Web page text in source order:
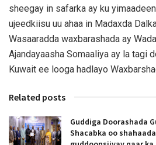
sheegay in safarka ay ku
ujeedkiisu uu ahaa in Madaxda
Wasaaradda waxbarashada ay
Ajandayaasha Somaaliya ay la tagi
Kuwait ee looga hadlayo
Related posts
Guddiga Doorashada
Shacabka oo